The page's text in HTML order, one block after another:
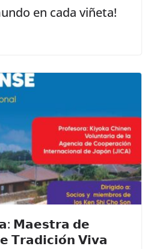
en cada viñeta!
𝗠𝗮𝗲𝘀𝘁𝗿𝗮 𝗱𝗲
𝗩𝗶𝘃𝗮